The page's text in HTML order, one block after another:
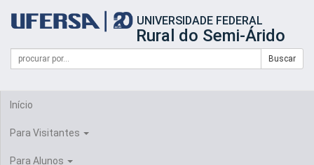
portal
UFERSA
UNIVERSIDADE FEDERAL
Rural do Semi-Árido
Formulário
Busca
Campo
de
Buscar
Início
Para Visitantes
Para Alunos